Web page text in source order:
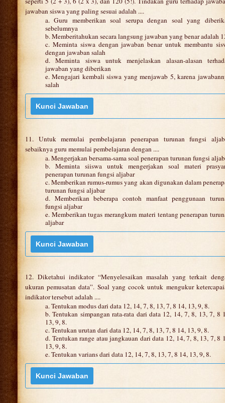
jawaban siswa yang paling sesuai adalah ....
a. Guru memberikan soal serupa dengan soal yang
sebelumnya
b. Memberitahukan secara langsung jawaban yang benar adalah
c. Meminta siswa dengan jawaban benar untuk membantu
dengan jawaban salah
d. Meminta siswa untuk menjelaskan alasan-alasan
jawaban yang diberikan
e. Mengajari kembali siswa yang menjawab 5, karena
salah
11. Untuk memulai pembelajaran penerapan turunan fungsi
sebaiknya guru memulai pembelajaran dengan ....
a. Mengerjakan bersama-sama soal penerapan turunan fungsi
b. Meminta siiswa untuk mengerjakan soal materi
penerapan turunan fungsi aljabar
c. Memberikan rumus-rumus yang akan digunakan dalam
turunan fungsi aljabar
d. Memberikan beberapa contoh manfaat penggunaan
fungsi aljabar
e. Memberikan tugas merangkum materi tentang penerapan
aljabar
12. Diketahui indikator “Menyelesaikan masalah yang terkait
ukuran pemusatan data”. Soal yang cocok untuk mengukur
indikator tersebut adalah ....
a. Tentukan modus dari data 12, 14, 7, 8, 13, 7, 8 14, 13, 9, 8.
b. Tentukan simpangan rata-rata dari data 12, 14, 7, 8, 13, 7, 8
13, 9, 8.
c. Tentukan urutan dari data 12, 14, 7, 8, 13, 7, 8 14, 13, 9, 8.
d. Tentukan range atau jangkauan dari data 12, 14, 7, 8, 13, 7, 8
13, 9, 8.
e. Tentukan varians dari data 12, 14, 7, 8, 13, 7, 8 14, 13, 9, 8.